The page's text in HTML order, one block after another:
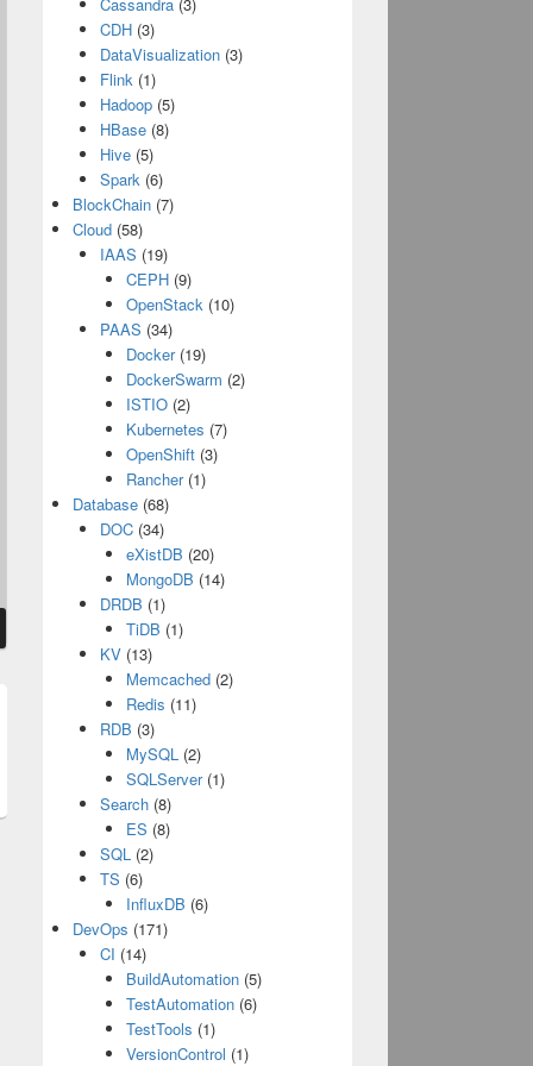
CDH(3)
DataVisualization(3)
Flink(1)
Hadoop(5)
HBase(8)
Hive(5)
Spark(6)
BlockChain (7)
Cloud (58)
IAAS (19)
CEPH (9)
OpenStack (10)
PAAS (34)
Docker(19)
DockerSwarm (2)
ISTIO (2)
Kubernetes (7)
OpenShift (3)
Rancher(1)
Database (68)
DOC(34)
eXistDB (20)
MongoDB (14)
DRDB (1)
TiDB (1)
KV(13)
Memcached (2)
Redis (11)
RDB (3)
MySQL (2)
SQLServer(1)
Search(8)
ES (8)
SQL(2)
TS (6)
InfluxDB (6)
DevOps (171)
CI (14)
BuildAutomation (5)
TestAutomation (6)
TestTools (1)
VersionControl (1)